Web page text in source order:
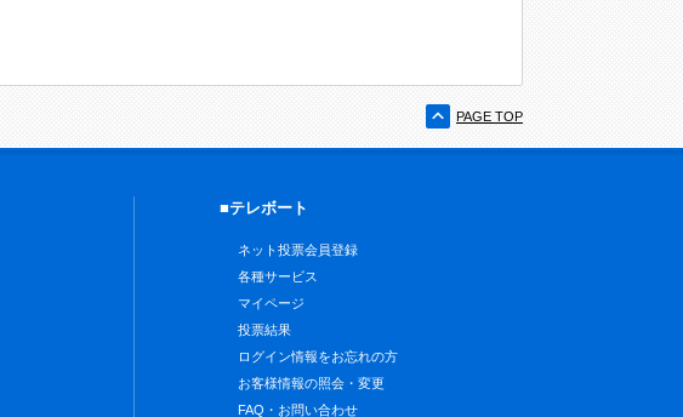
PAGE TOP
■テレボート
ネット投票会員登録
各種サービス
マイページ
投票結果
ログイン情報をお忘れの方
お客様情報の照会・変更
FAQ・お問い合わせ